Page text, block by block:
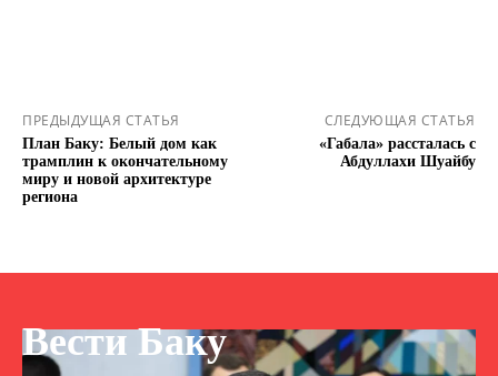
ПРЕДЫДУЩАЯ СТАТЬЯ
План Баку: Белый дом как
трамплин к окончательному
миру и новой архитектуре
региона
СЛЕДУЮЩАЯ СТАТЬЯ
«Габала» рассталась с
Абдуллахи Шуайбу
Вести Баку